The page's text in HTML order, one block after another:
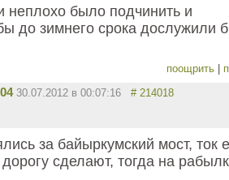
неплохо было подчинить и
до зимнего срока дослужили
поощрить |
30.07.2012 в 00:07:16 # 214018
за байыркумский мост, ток
сделают, тогда на